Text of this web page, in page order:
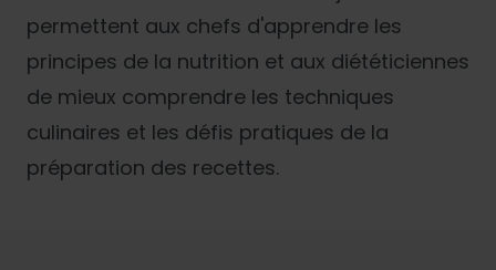
permettent aux chefs d'apprendre les
principes de la nutrition et aux diététiciennes
de mieux comprendre les techniques
culinaires et les défis pratiques de la
préparation des recettes.